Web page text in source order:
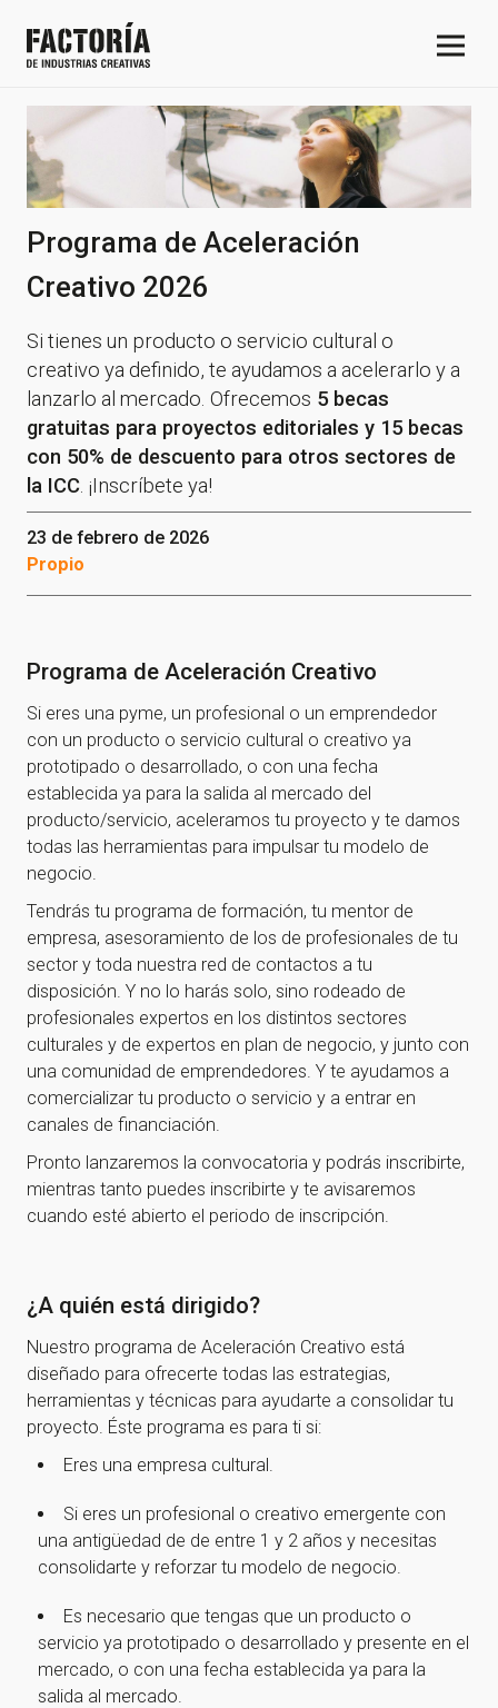
Programa de Aceleración
Creativo 2026
Si tienes un producto o servicio cultural o
creativo ya definido, te ayudamos a acelerarlo y a
lanzarlo al mercado. Ofrecemos 5 becas
gratuitas para proyectos editoriales y 15 becas
con 50% de descuento para otros sectores de
la ICC . ¡Inscríbete ya!
23 de febrero de 2026
Propio
Programa de Aceleración Creativo
Si eres una pyme, un profesional o un emprendedor
con un producto o servicio cultural o creativo ya
prototipado o desarrollado, o con una fecha
establecida ya para la salida al mercado del
producto/servicio, aceleramos tu proyecto y te damos
todas las herramientas para impulsar tu modelo de
negocio.
Tendrás tu programa de formación, tu mentor de
empresa, asesoramiento de los de profesionales de tu
sector y toda nuestra red de contactos a tu
disposición. Y no lo harás solo, sino rodeado de
profesionales expertos en los distintos sectores
culturales y de expertos en plan de negocio, y junto con
una comunidad de emprendedores. Y te ayudamos a
comercializar tu producto o servicio y a entrar en
canales de financiación.
Pronto lanzaremos la convocatoria y podrás inscribirte,
mientras tanto puedes inscribirte y te avisaremos
cuando esté abierto el periodo de inscripción.
¿A quién está dirigido?
Nuestro programa de Aceleración Creativo está
diseñado para ofrecerte todas las estrategias,
herramientas y técnicas para ayudarte a consolidar tu
proyecto. Éste programa es para ti si:
Eres una empresa cultural.
Si eres un profesional o creativo emergente con
una antigüedad de de entre 1 y 2 años y necesitas
consolidarte y reforzar tu modelo de negocio.
Es necesario que tengas que un producto o
servicio ya prototipado o desarrollado y presente en el
mercado, o con una fecha establecida ya para la
salida al mercado.